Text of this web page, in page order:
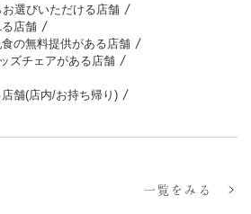
選びいただける店舗
店舗
の無料提供がある店舗
ズチェアがある店舗
舗(店内/お持ち帰り)
一覧をみる